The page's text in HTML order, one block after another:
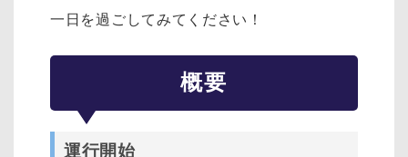
一日を過ごしてみてください！
概要
運行開始